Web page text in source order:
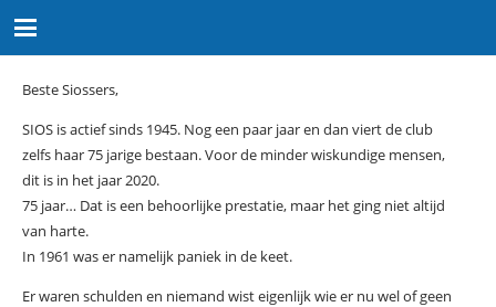
Beste Siossers,
SIOS is actief sinds 1945. Nog een paar jaar en dan viert de club
zelfs haar 75 jarige bestaan. Voor de minder wiskundige mensen,
dit is in het jaar 2020.
75 jaar… Dat is een behoorlijke prestatie, maar het ging niet altijd
van harte.
In 1961 was er namelijk paniek in de keet.
Er waren schulden en niemand wist eigenlijk wie er nu wel of geen